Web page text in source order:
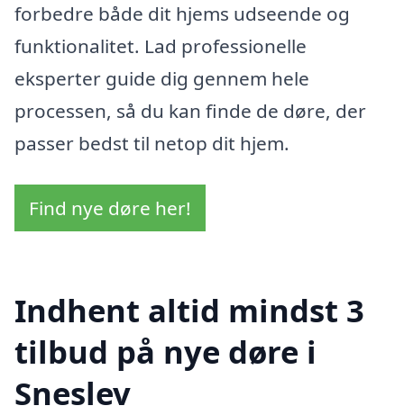
forbedre både dit hjems udseende og
funktionalitet. Lad professionelle
eksperter guide dig gennem hele
processen, så du kan finde de døre, der
passer bedst til netop dit hjem.
Find nye døre her!
Indhent altid mindst 3
tilbud på nye døre i
Sneslev